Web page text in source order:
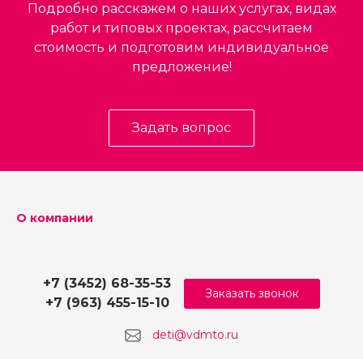
Подробно расскажем о наших услугах, видах
работ и типовых проектах, рассчитаем
стоимость и подготовим индивидуальное
предложение!
Задать вопрос
О компании
deti@vdmto.ru
+7 (3452) 68-35-53
+7 (963) 455-15-10
Заказать звонок